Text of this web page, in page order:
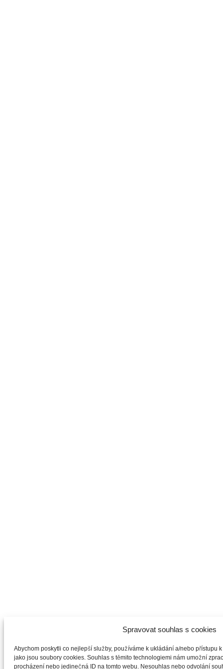
Spravovat souhlas s cookies
Abychom poskytli co nejlepší služby, používáme k ukládání a/nebo přístupu
jako jsou soubory cookies. Souhlas s těmito technologiemi nám umožní
procházení nebo jedinečná ID na tomto webu. Nesouhlas nebo odvolání